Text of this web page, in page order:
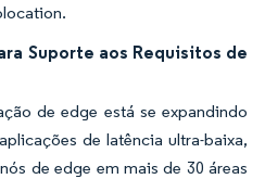
Suporte aos Requisitos de
de edge está se expandindo
de latência ultra-baixa,
de edge em mais de 30 áreas